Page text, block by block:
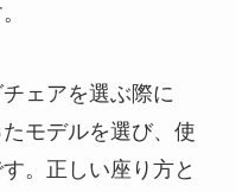
ェアを選ぶ際に
モデルを選び、使
。正しい座り方と